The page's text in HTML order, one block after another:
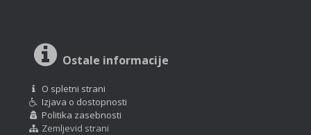
Ostale informacije
O spletni strani
Izjava o dostopnosti
Politika zasebnosti
Zemljevid strani